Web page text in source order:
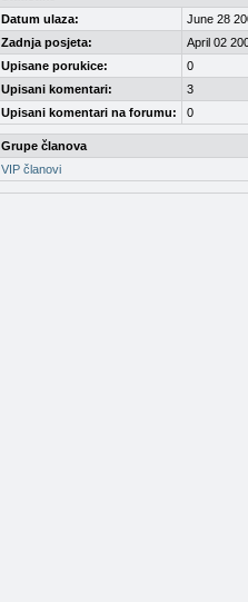
Datum ulaza:
June 28
Zadnja posjeta:
April 02
Upisane porukice:
0
Upisani komentari:
3
Upisani komentari na forumu:
0
Grupe članova
VIP članovi